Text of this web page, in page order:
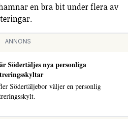
en bra bit under flera av
ANNONS
Södertäljes nya personliga
Södertäljebor väljer en personlig